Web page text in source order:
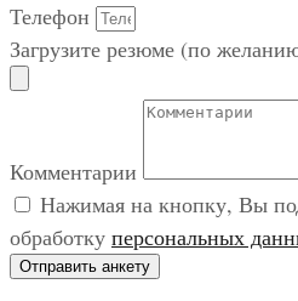
Телефон
Загрузите резюме (по
Комментарии
Нажимая на кнопку, Вы
обработку персональных
Отправить анкету